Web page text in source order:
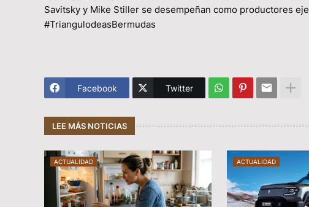
Savitsky y Mike Stiller se desempeñan como productores
#TriangulodeasBermudas
Facebook Twitter
LEE MÁS NOTICIAS
ACTUALIDAD ACTUALIDAD